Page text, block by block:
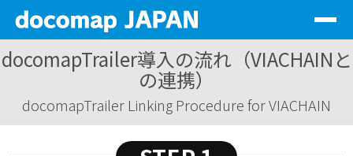
サービス一覧
代理店情報
docomapTrailer導入の流れ（VIACHAINと
の連携）
docomapTrailer Linking Procedure for VIACHAIN